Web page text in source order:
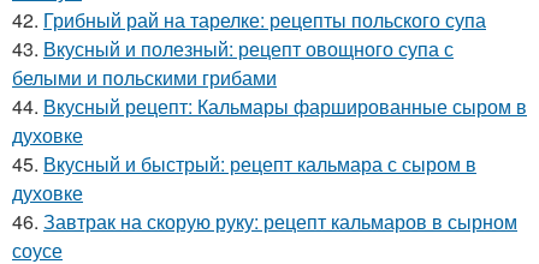
42. Грибный рай на тарелке: рецепты польского супа
43. Вкусный и полезный: рецепт овощного супа с
белыми и польскими грибами
44. Вкусный рецепт: Кальмары фаршированные сыром в
духовке
45. Вкусный и быстрый: рецепт кальмара с сыром в
духовке
46. Завтрак на скорую руку: рецепт кальмаров в сырном
соусе